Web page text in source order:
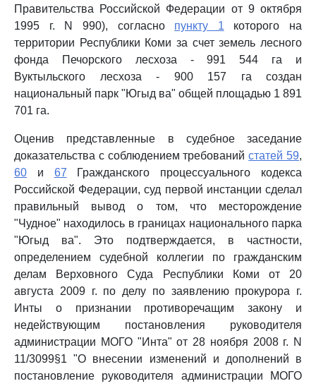
Правительства Российской Федерации от 9 октября
1995 г. N 990), согласно пункту 1 которого на
территории Республики Коми за счет земель лесного
фонда Печорского лесхоза - 991 544 га и
Вуктыльского лесхоза - 900 157 га создан
национальный парк "Югыд ва" общей площадью 1 891
701 га.
Оценив представленные в судебное заседание
доказательства с соблюдением требованийстатей 59,
60 и 67 Гражданского процессуального кодекса
Российской Федерации, суд первой инстанции сделал
правильный вывод о том, что месторождение
"Чудное" находилось в границах национального парка
"Югыд ва". Это подтверждается, в частности,
определением судебной коллегии по гражданским
делам Верховного Суда Республики Коми от 20
августа 2009 г. по делу по заявлению прокурора г.
Инты о признании противоречащим закону и
недействующим постановления руководителя
администрации МОГО "Инта" от 28 ноября 2008 г. N
11/3099§1 "О внесении изменений и дополнений в
постановление руководителя администрации МОГО